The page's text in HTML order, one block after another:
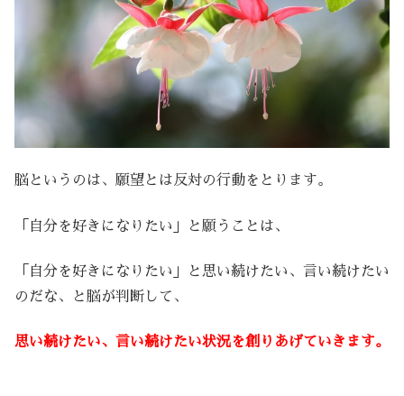
脳というのは、願望とは反対の行動をとります。
「自分を好きになりたい」と願うことは、
「自分を好きになりたい」と思い続けたい、言い続けたい
のだな、と脳が判断して、
思い続けたい、言い続けたい状況を創りあげていきます。